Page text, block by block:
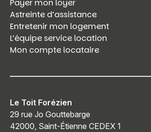
Payer mon loyer
Astreinte d’assistance
Entretenir mon logement
L’équipe service location
Mon compte locataire
Le Toit Forézien
29 rue Jo Gouttebarge
42000, Saint-Étienne CEDEX 1